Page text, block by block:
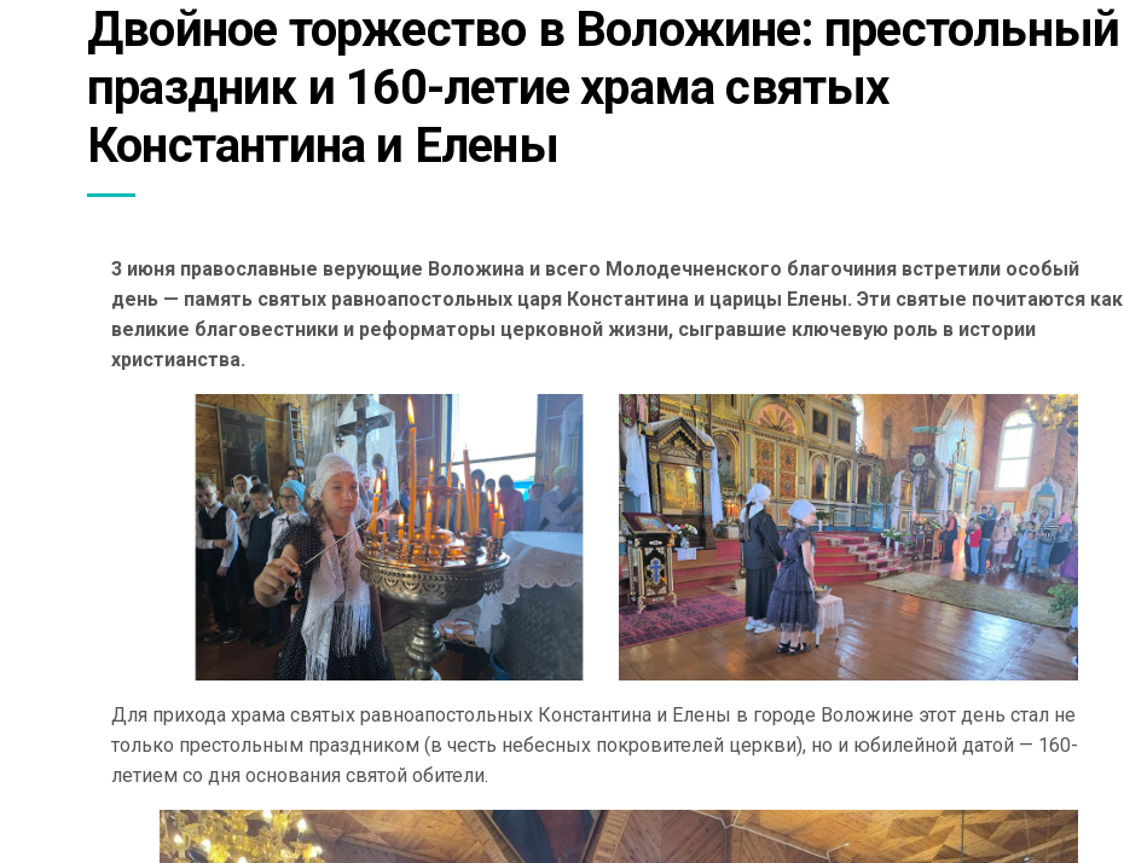
Двойное торжество в Воложине: престольный
праздник и 160-летие храма святых
Константина и Елены
3 июня православные верующие Воложина и всего Молодечненского благочиния встретили особый
день — память святых равноапостольных царя Константина и царицы Елены. Эти святые почитаются как
великие благовестники и реформаторы церковной жизни, сыгравшие ключевую роль в истории
христианства.
Для прихода храма святых равноапостольных Константина и Елены в городе Воложине этот день стал не
только престольным праздником (в честь небесных покровителей церкви), но и юбилейной датой — 160-
летием со дня основания святой обители.